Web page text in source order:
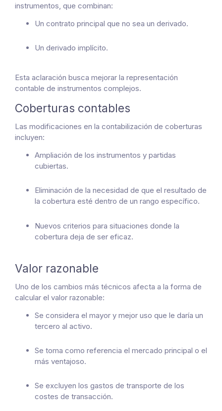
instrumentos, que combinan:
Un contrato principal que no sea un derivado.
Un derivado implícito.
Esta aclaración busca mejorar la representación
contable de instrumentos complejos.
Coberturas contables
Las modificaciones en la contabilización de coberturas
incluyen:
Ampliación de los instrumentos y partidas
cubiertas.
Eliminación de la necesidad de que el resultado de
la cobertura esté dentro de un rango específico.
Nuevos criterios para situaciones donde la
cobertura deja de ser eficaz.
Valor razonable
Uno de los cambios más técnicos afecta a la forma de
calcular el valor razonable:
Se considera el mayor y mejor uso que le daría un
tercero al activo.
Se toma como referencia el mercado principal o el
más ventajoso.
Se excluyen los gastos de transporte de los
costes de transacción.